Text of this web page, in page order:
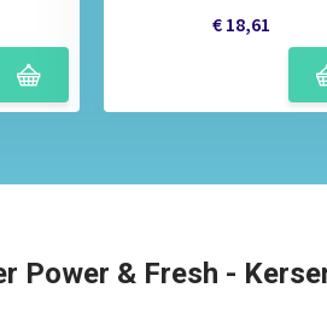
€ 18,61
Power & Fresh -